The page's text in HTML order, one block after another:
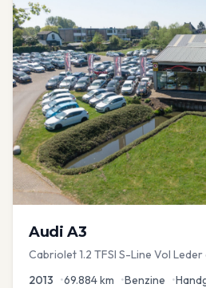
Audi A3
Cabriolet 1.2 TFSI S-Line Vol
2013 •69.884km •Benzine •